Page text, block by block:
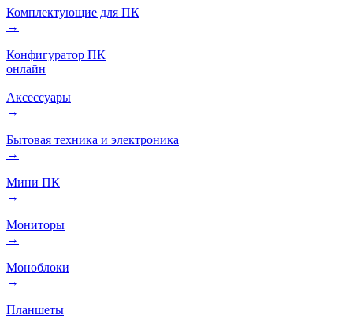
Комплектующие для ПК
→
Конфигуратор ПК
онлайн
Аксессуары
→
Бытовая техника и электроника
→
Мини ПК
→
Мониторы
→
Моноблоки
→
Планшеты